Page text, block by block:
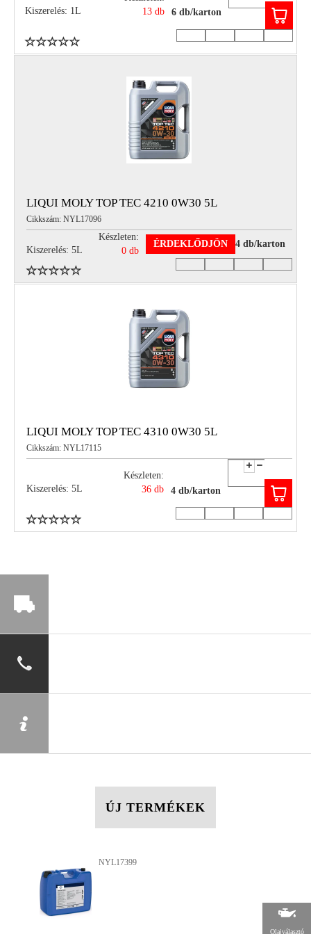
ÚJ TERMÉKEK
Kiszerelés: 1L
13 db
6 db/karton
LIQUI MOLY TOP TEC 4210 0W30 5L
Cikkszám: NYL17096
Kiszerelés: 5L
Készleten:
0 db
ÉRDEKLŐDJÖN 4 db/karton
LIQUI MOLY TOP TEC 4310 0W30 5L
Cikkszám: NYL17115
Kiszerelés: 5L
Készleten:
36 db
4 db/karton
Olajválasztó